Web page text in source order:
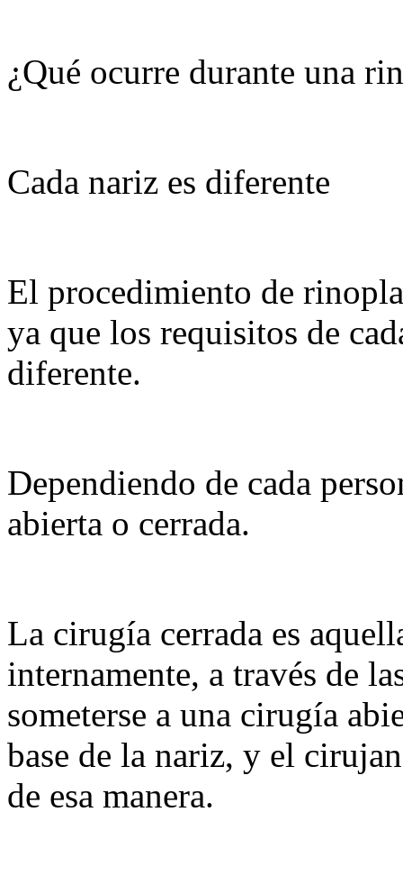
¿Qué ocurre durante una
Cada nariz es diferente
El procedimiento de
ya que los requisitos de
diferente.
Dependiendo de cada
abierta o cerrada.
La cirugía cerrada es
internamente, a través de
someterse a una cirugía
base de la nariz, y el
de esa manera.